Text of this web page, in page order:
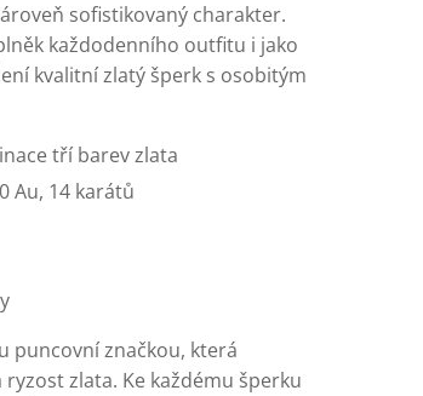
sofistikovaný charakter.
každodenního outfitu i jako
kvalitní zlatý šperk s osobitým
tří barev zlata
Au, 14 karátů
puncovní značkou, která
zlata. Ke každému šperku